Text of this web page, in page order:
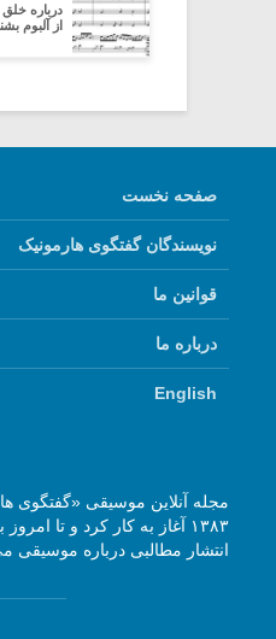
درباره
از آلبوم
صفحه نخست
نویسندگان گفتگوی هارمونیک
قوانین ما
درباره ما
English
۱۳۸۳ آغاز به کار کرد و تا
انتشار مطالبی درباره موسیقی